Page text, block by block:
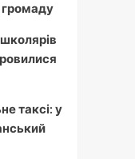
громаду
таксі: у